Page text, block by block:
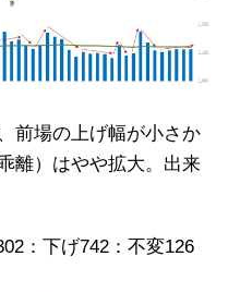
前場の上げ幅が小さか
離）はやや拡大。出来
：下げ742：不変126